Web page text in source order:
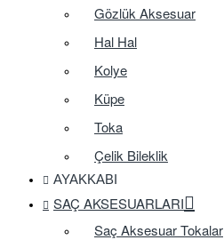
Gözlük Aksesuar
Hal Hal
Kolye
Küpe
Toka
Çelik Bileklik
AYAKKABI
SAÇ AKSESUARLARI
Saç Aksesuar Tokalar